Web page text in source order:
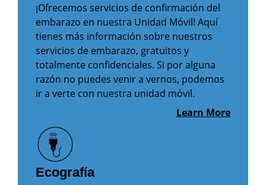
¡Ofrecemos servicios de confirmación del
embarazo en nuestra Unidad Móvil! Aquí
tienes más información sobre nuestros
servicios de embarazo, gratuitos y
totalmente confidenciales. Si por alguna
razón no puedes venir a vernos, podemos
ir a verte con nuestra unidad móvil.
Learn More
Ecografía